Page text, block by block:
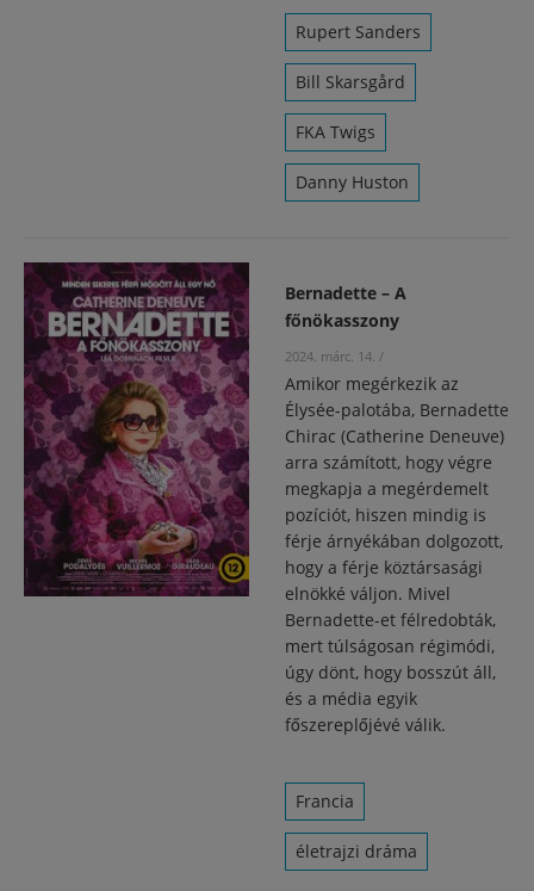
Rupert Sanders
Bill Skarsgård
FKA Twigs
Danny Huston
Bernadette – A
főnökasszony
2024. márc. 14. /
Amikor megérkezik az
Élysée-palotába, Bernadette
Chirac (Catherine Deneuve)
arra számított, hogy végre
megkapja a megérdemelt
pozíciót, hiszen mindig is
férje árnyékában dolgozott,
hogy a férje köztársasági
elnökké váljon. Mivel
Bernadette-et félredobták,
mert túlságosan régimódi,
úgy dönt, hogy bosszút áll,
és a média egyik
főszereplőjévé válik.
Francia
életrajzi dráma